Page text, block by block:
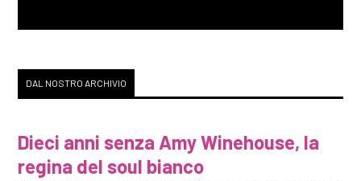
DAL NOSTRO ARCHIVIO
Dieci anni senza Amy Winehouse, la
regina del soul bianco